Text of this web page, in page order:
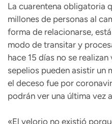
La cuarentena obligatoria
millones de personas al
forma de relacionarse,
modo de transitar y
hace 15 días no se
sepelios pueden asistir un
el deceso fue por
podrán ver una última vez
«El velorio no existió